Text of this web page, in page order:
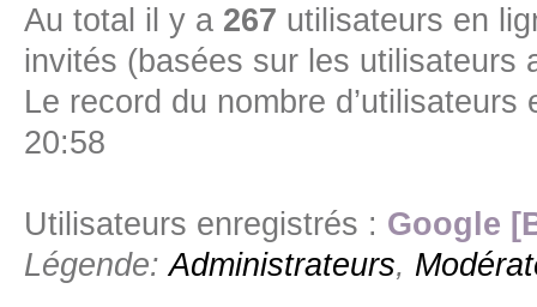
Au total il y a 267 utilisateurs en
invités (basées sur les utilisateurs
Le record du nombre
20:58
Utilisateurs enregistrés : Google
Légende:Administrateurs,